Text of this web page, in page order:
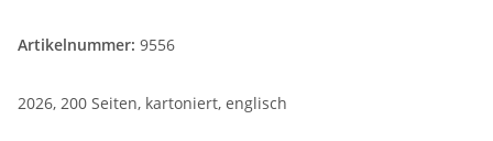
Artikelnummer: 9556
2026, 200 Seiten, kartoniert, englisch